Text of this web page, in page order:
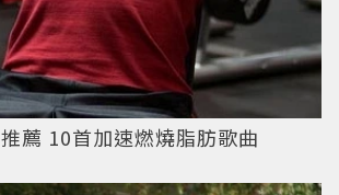
推薦 10首加速燃燒脂肪歌曲